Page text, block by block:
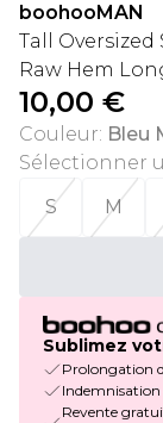
boohooMAN
Tall
Raw Hem
10,00 €
Couleur: Bleu
Sélectionner
S
M
Sublimez
Prolongation
Indemnisation
Revente